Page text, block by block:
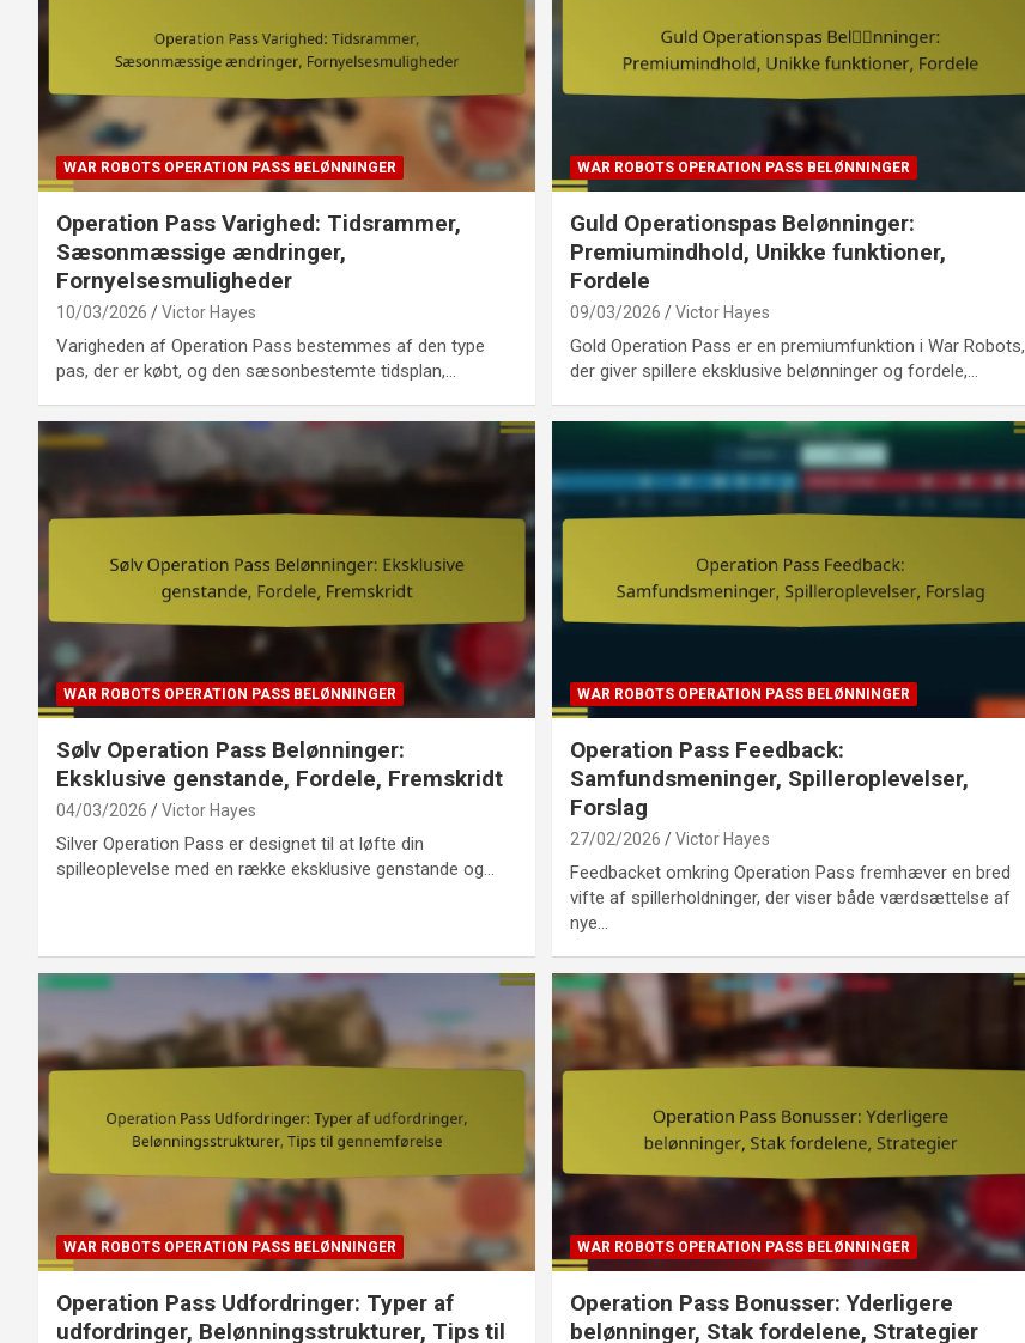
WAR ROBOTS OPERATION PASS BELØNNINGER
Operation Pass Varighed: Tidsrammer,
Sæsonmæssige ændringer,
Fornyelsesmuligheder
10/03/2026 Victor Hayes
Varigheden af Operation Pass bestemmes af den type
pas, der er købt, og den sæsonbestemte tidsplan,…
WAR ROBOTS OPERATION PASS BELØNNINGER
Guld Operationspas Belønninger:
Premiumindhold, Unikke funktioner,
Fordele
09/03/2026 Victor Hayes
Gold Operation Pass er en premiumfunktion i War Robots,
der giver spillere eksklusive belønninger og fordele,…
WAR ROBOTS OPERATION PASS BELØNNINGER
Sølv Operation Pass Belønninger:
Eksklusive genstande, Fordele, Fremskridt
04/03/2026 Victor Hayes
Silver Operation Pass er designet til at løfte din
spilleoplevelse med en række eksklusive genstande og…
WAR ROBOTS OPERATION PASS BELØNNINGER
Operation Pass Feedback:
Samfundsmeninger, Spilleroplevelser,
Forslag
27/02/2026 Victor Hayes
Feedbacket omkring Operation Pass fremhæver en bred
vifte af spillerholdninger, der viser både værdsættelse af
nye…
WAR ROBOTS OPERATION PASS BELØNNINGER
Operation Pass Udfordringer: Typer af
udfordringer, Belønningsstrukturer, Tips til
WAR ROBOTS OPERATION PASS BELØNNINGER
Operation Pass Bonusser: Yderligere
belønninger, Stak fordelene, Strategier